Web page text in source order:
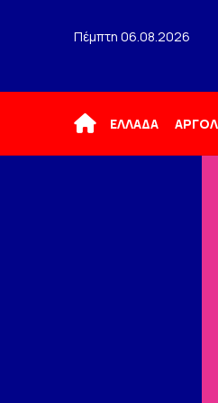
Πέμπτη 06.08.2026
ΑρχικήΕΛΛΑΔΑ